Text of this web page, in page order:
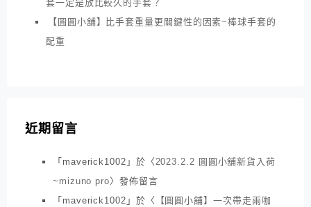
套一定是放比較久的手套？
【圓圓小舖】比手套重量更關鍵性的因素~棒球手套的
配重
近期留言
「 maverick1002 」於〈2023.2.2 圓圓小舖新貨入荷
~mizuno pro〉發佈留言
「 maverick1002 」於〈
【圓圓小舖】一次帶走兩咖